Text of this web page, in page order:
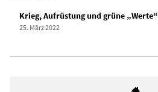
Krieg, Aufrüstung und grüne „Werte“
25. März 2022